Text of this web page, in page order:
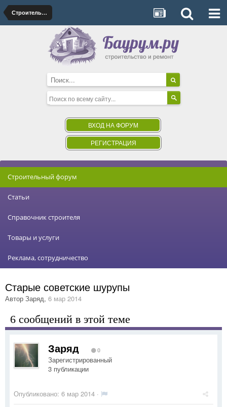
Строительные и отделочные материалы
ВХОД НА ФОРУМ
РЕГИСТРАЦИЯ
Строительный форум
Статьи
Справочник строителя
Товары и услуги
Реклама, сотрудничество
Старые советские шурупы
Автор Заряд, 6 мар 2014
6 сообщений в этой теме
Заряд 0
Зарегистрированный
3 публикации
Опубликовано: 6 мар 2014 ·